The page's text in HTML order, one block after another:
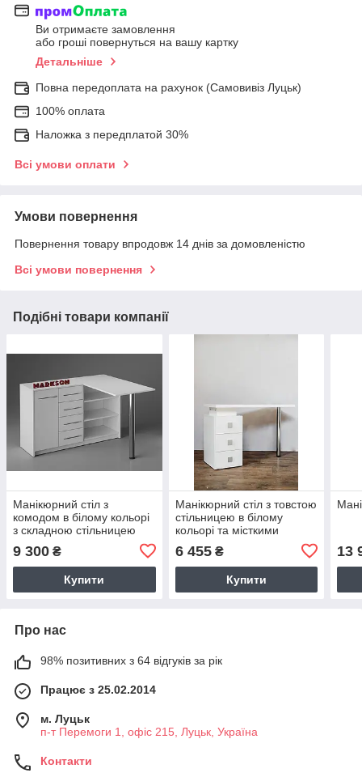
Ви отримаєте замовлення
або гроші повернуться на вашу картку
Детальніше
Повна передоплата на рахунок (Самовивіз Луцьк)
100% оплата
Наложка з передплатой 30%
Всі умови оплати
Умови повернення
Повернення товару впродовж 14 днів за домовленістю
Всі умови повернення
Подібні товари компанії
Манікюрний стіл з
комодом в білому кольорі
з складною стільницею
9 300 ₴
Купити
Манікюрний стіл з товстою
стільницею в білому
кольорі та місткими
6 455₴
Купити
13
Про нас
98% позитивних з 64 відгуків за рік
Працює з 25.02.2014
м. Луцьк
п-т Перемоги 1, офіс 215, Луцьк, Україна
Контакти